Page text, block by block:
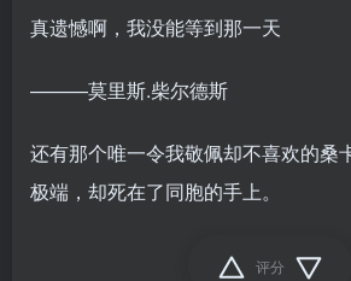
真遗憾啊，我没能等到那一天
———莫里斯.柴尔德斯
还有那个唯一令我敬佩却不喜欢的桑
极端，却死在了同胞的手上。
评分